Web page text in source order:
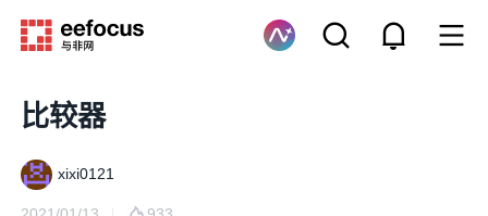
比较器
xixi0121